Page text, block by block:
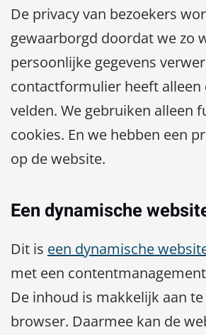
De privacy van bezoekers
gewaarborgd doordat we zo
persoonlijke gegevens
contactformulier heeft alleen
velden. We gebruiken alleen
cookies. En we hebben een
op de website.
Een dynamische
Dit is een dynamische
met een
De inhoud is makkelijk aan
browser. Daarmee kan de